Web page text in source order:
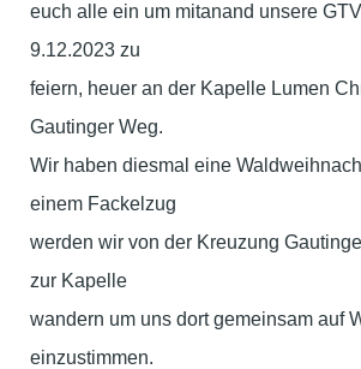
euch alle ein um mitanand unsere
9.12.2023 zu
feiern, heuer an der Kapelle Lumen
Gautinger Weg.
Wir haben diesmal eine
einem Fackelzug
werden wir von der Kreuzung
zur Kapelle
wandern um uns dort gemeinsam auf
einzustimmen.